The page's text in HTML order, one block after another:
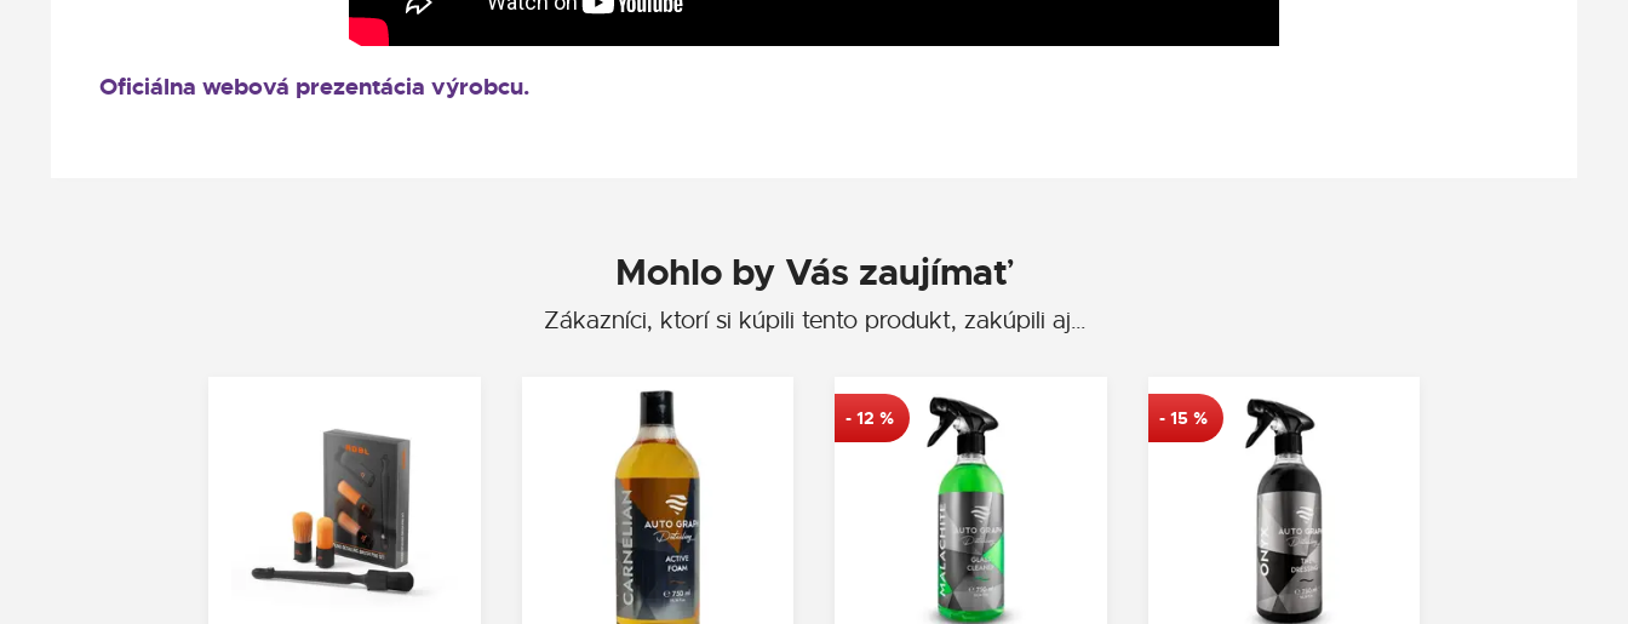
Oficiálna webová prezentácia výrobcu.
Mohlo by Vás zaujímať
Zákazníci, ktorí si kúpili tento produkt, zakúpili aj…
- 12 % - 15%